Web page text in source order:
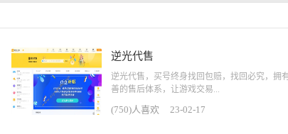
逆光代售
逆光代售，买号终身找回包赔，找回必究，拥
善的售后体系，让游戏交易...
(750)人喜欢 23-02-17